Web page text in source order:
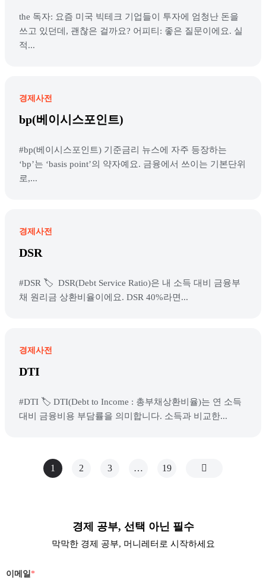
the 독자: 요즘 미국 빅테크 기업들이 투자에 엄청난 돈을
쓰고 있던데, 괜찮은 걸까요? 어피티: 좋은 질문이에요. 실
적...
경제사전
bp(베이시스포인트)
#bp(베이시스포인트) 기준금리 뉴스에 자주 등장하는
‘bp’는 ‘basis point’의 약자예요. 금융에서 쓰이는 기본단위
로,...
경제사전
DSR
#DSR 🏷️ DSR(Debt Service Ratio)은 내 소득 대비 금융부
채 원리금 상환비율이에요. DSR 40%라면...
경제사전
DTI
#DTI 🏷️ DTI(Debt to Income : 총부채상환비율)는 연 소득
대비 금융비용 부담률을 의미합니다. 소득과 비교한...
1 2 3 … 19
경제 공부, 선택 아닌 필수
막막한 경제 공부, 머니레터로 시작하세요
이메일*